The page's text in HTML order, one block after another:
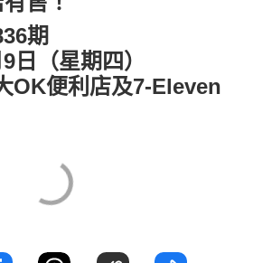
期
日（星期四）
OK便利店及7-Eleven